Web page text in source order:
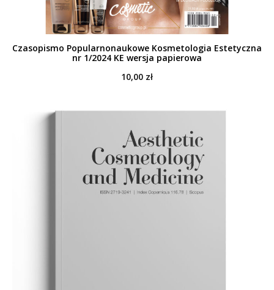
Czasopismo Popularnonaukowe Kosmetologia Estetyczna
nr 1/2024 KE wersja papierowa
10,00 zł